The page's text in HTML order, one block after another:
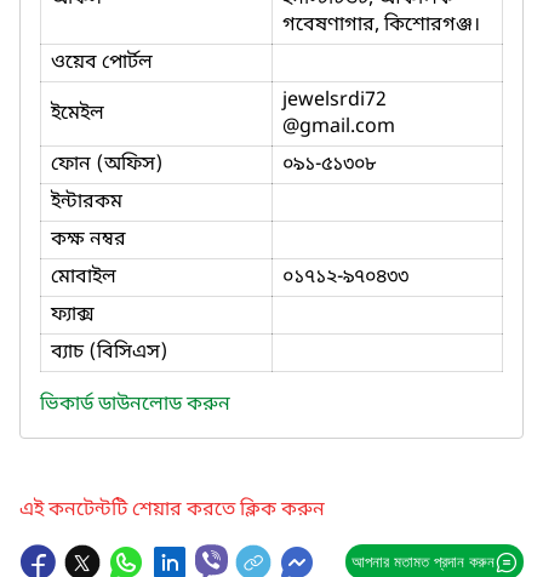
গবেষণাগার, কিশোরগঞ্জ।
ওয়েব পোর্টল
ইমেইল
jewelsrdi72
@gmail.com
ফোন (অফিস)
০৯১-৫১৩০৮
ইন্টারকম
কক্ষ নম্বর
মোবাইল
০১৭১২-৯৭০৪৩৩
ফ্যাক্স
ব্যাচ (বিসিএস)
ভিকার্ড ডাউনলোড করুন
এই কনটেন্টটি শেয়ার করতে ক্লিক করুন
আপনার মতামত প্রদান করুন